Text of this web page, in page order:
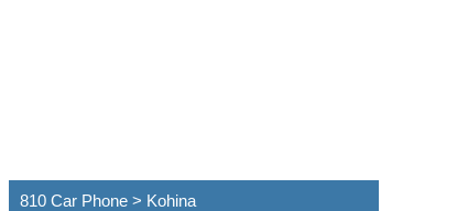
810 Car Phone > Kohina